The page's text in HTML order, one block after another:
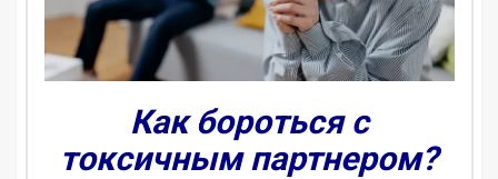
Как бороться с
токсичным партнером?